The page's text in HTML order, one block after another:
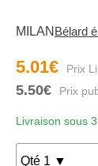
MILAN Bélard
5.01€
5.50€
Livraison sous